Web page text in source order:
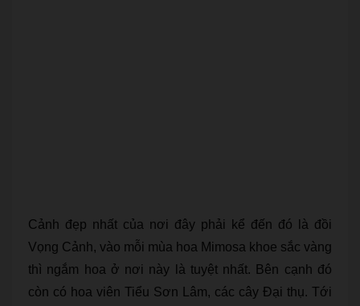
Cảnh đẹp nhất của nơi đây phải kể đến đó là đồi
Vọng Cảnh, vào mỗi mùa hoa Mimosa khoe sắc vàng
thì ngắm hoa ở nơi này là tuyệt nhất. Bên cạnh đó
còn có hoa viên Tiểu Sơn Lâm, các cây Đại thụ. Tới